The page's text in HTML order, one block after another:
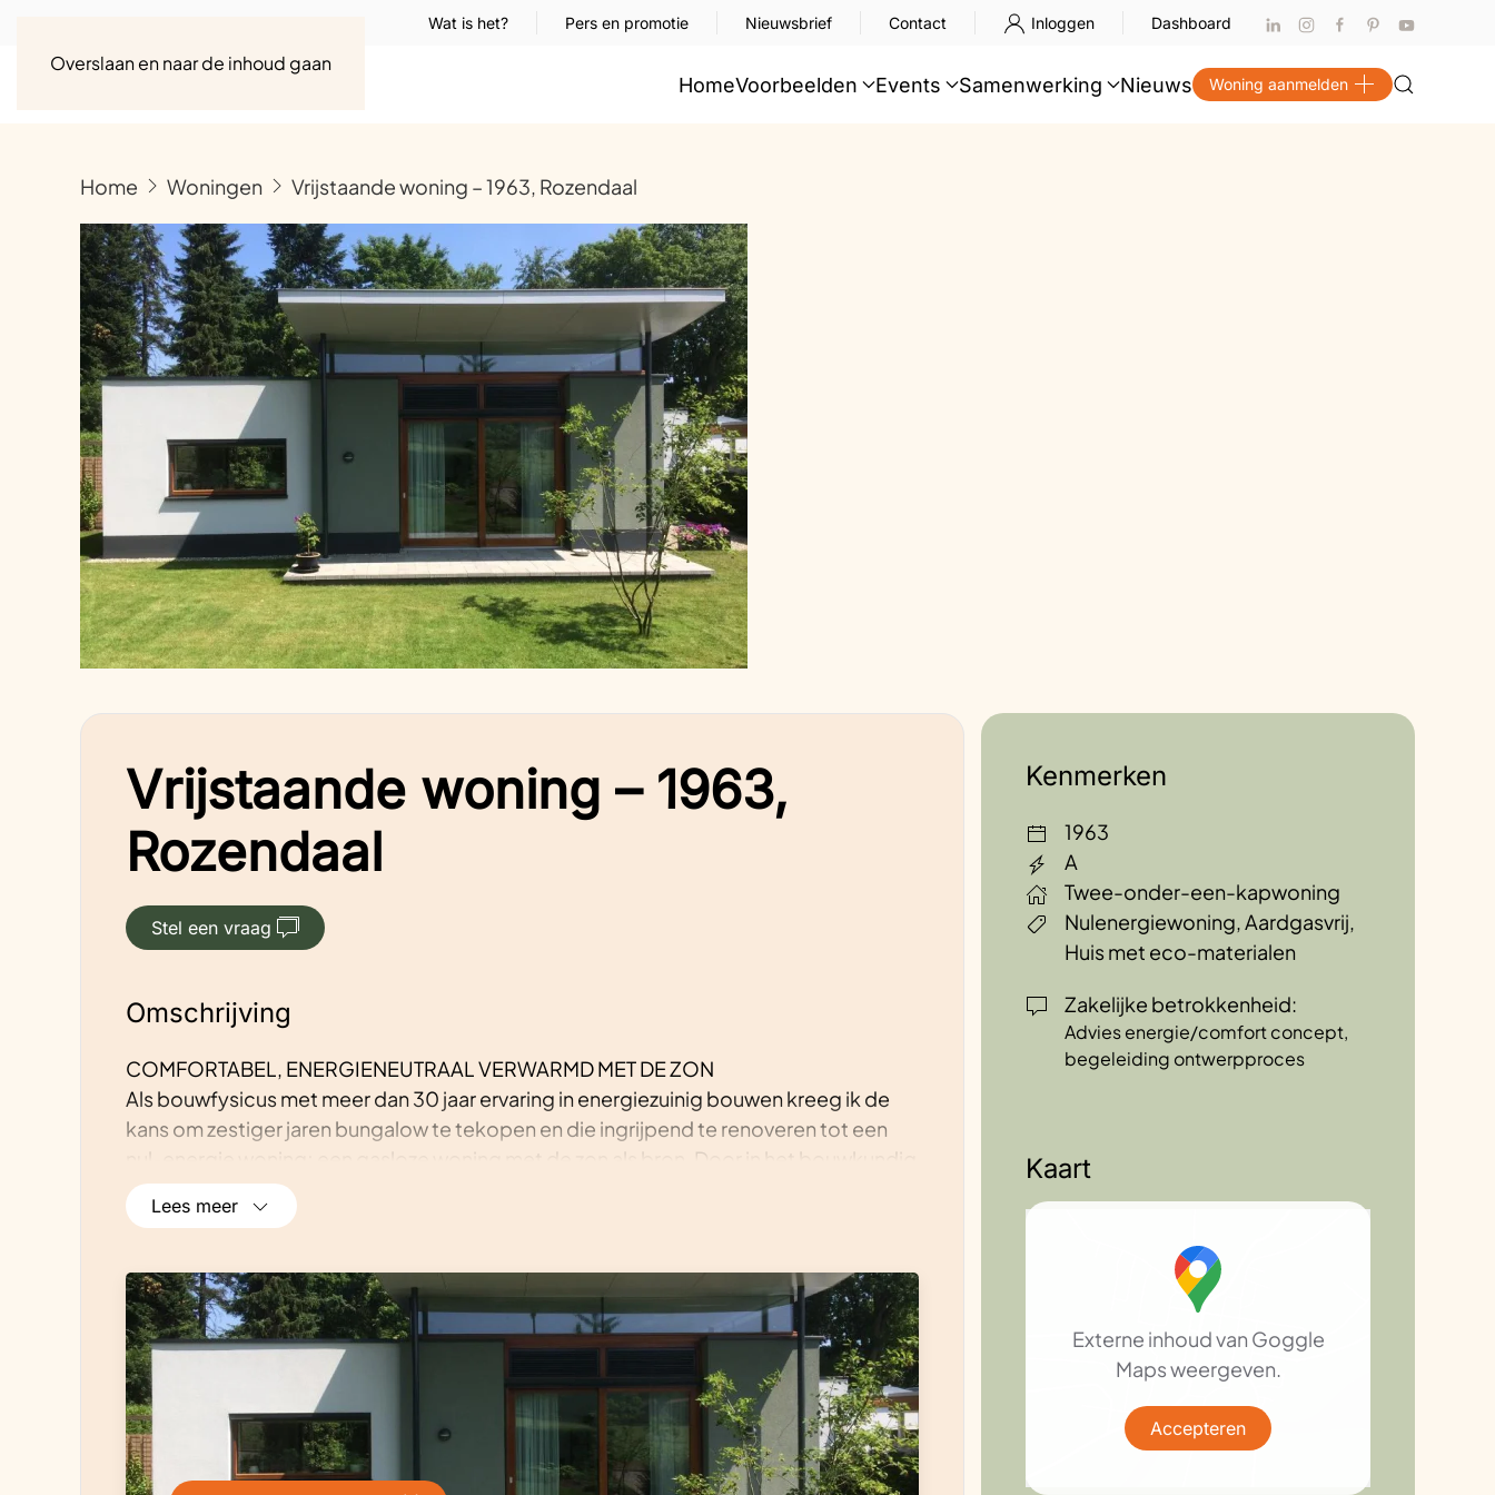
Overslaan en naar de inhoud gaan
Wat is het? Pers en promotie Nieuwsbrief Contact Inloggen Dashboard
HomeVoorbeelden Events Samenwerking Nieuws Woning aanmelden
Home Woningen Vrijstaande woning – 1963, Rozendaal
Vrijstaande woning – 1963,
Rozendaal
Stel een vraag
Omschrijving
COMFORTABEL, ENERGIENEUTRAAL VERWARMD MET DE ZON
Als bouwfysicus met meer dan 30 jaar ervaring in energiezuinig bouwen kreeg ik de
kans om zestiger jaren bungalow te tekopen en die ingrijpend te renoveren tot een
nul-energie woning; een gasloze woning met de zon als bron. Door in het bouwkundig
ontwerp te streven naar een zo comfortabel mogelijke woning vostaat een minimale
installatie. Het woonplezier was het uitgangspunt voor het nul-energie concept. Dat
klimaat (behaaglijk in de winter en koel in de zomer).
De energievraag van de woning is gering door een dik isolatiepakket en een goede
luchtdichtheid in combinatie met balansventilatie met warmteterugwinning. De
energie voor verwarmen en ventileren en het overgrote deel van het huishoudelijk
energiegebruik komt van de zon. De zon door de ramen draagt bij aan de verwarming;
zonnepanelen leveren elektriciteit, zonnecollectoren verwarmen het water en
lichtkokers in het dak geven daglicht in inpandige ruimtes. Om oververhitting op hete
zomerdagen te voorkomen hebben we zonwering voor zuid- en westramen en
Lees meer
Kenmerken
1963
A
Twee-onder-een-kapwoning
Nulenergiewoning, Aardgasvrij,
Huis met eco-materialen
Zakelijke betrokkenheid:
Advies energie/comfort concept,
begeleiding ontwerpproces
Kaart
Externe inhoud van Goggle
Maps weergeven.
Accepteren